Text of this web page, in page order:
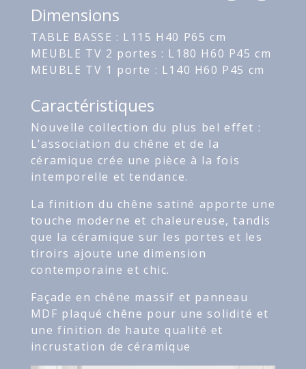
Dimensions
TABLE BASSE : L115 H40 P65 cm
MEUBLE TV 2 portes : L180 H60 P45 cm
MEUBLE TV 1 porte : L140 H60 P45 cm
Caractéristiques
Nouvelle collection du plus bel effet :
L’association du chêne et de la
céramique crée une pièce à la fois
intemporelle et tendance.
La finition du chêne satiné apporte une
touche moderne et chaleureuse, tandis
que la céramique sur les portes et les
tiroirs ajoute une dimension
contemporaine et chic.
Façade en chêne massif et panneau
MDF plaqué chêne pour une solidité et
une finition de haute qualité et
incrustation de céramique